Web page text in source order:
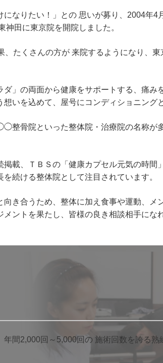
なりたい！」との 思いが募り、2004年4
田に東京院を開院しました。
たくさんの方が 来院するようになり、
」の両面から健康をサポートする、痛み
いを込めて、屋号にコンディショニング
整骨院といった整体院・治療院の名称が
載、ＴＢＳの「健康カプセル元気の時間
続ける整体院として注目されています。
き合うため、整体に加え食事や運動、メ
ントを果たし、皆様の良き相談相手にな
間2,000回～5,000回の 施術回数を誇る